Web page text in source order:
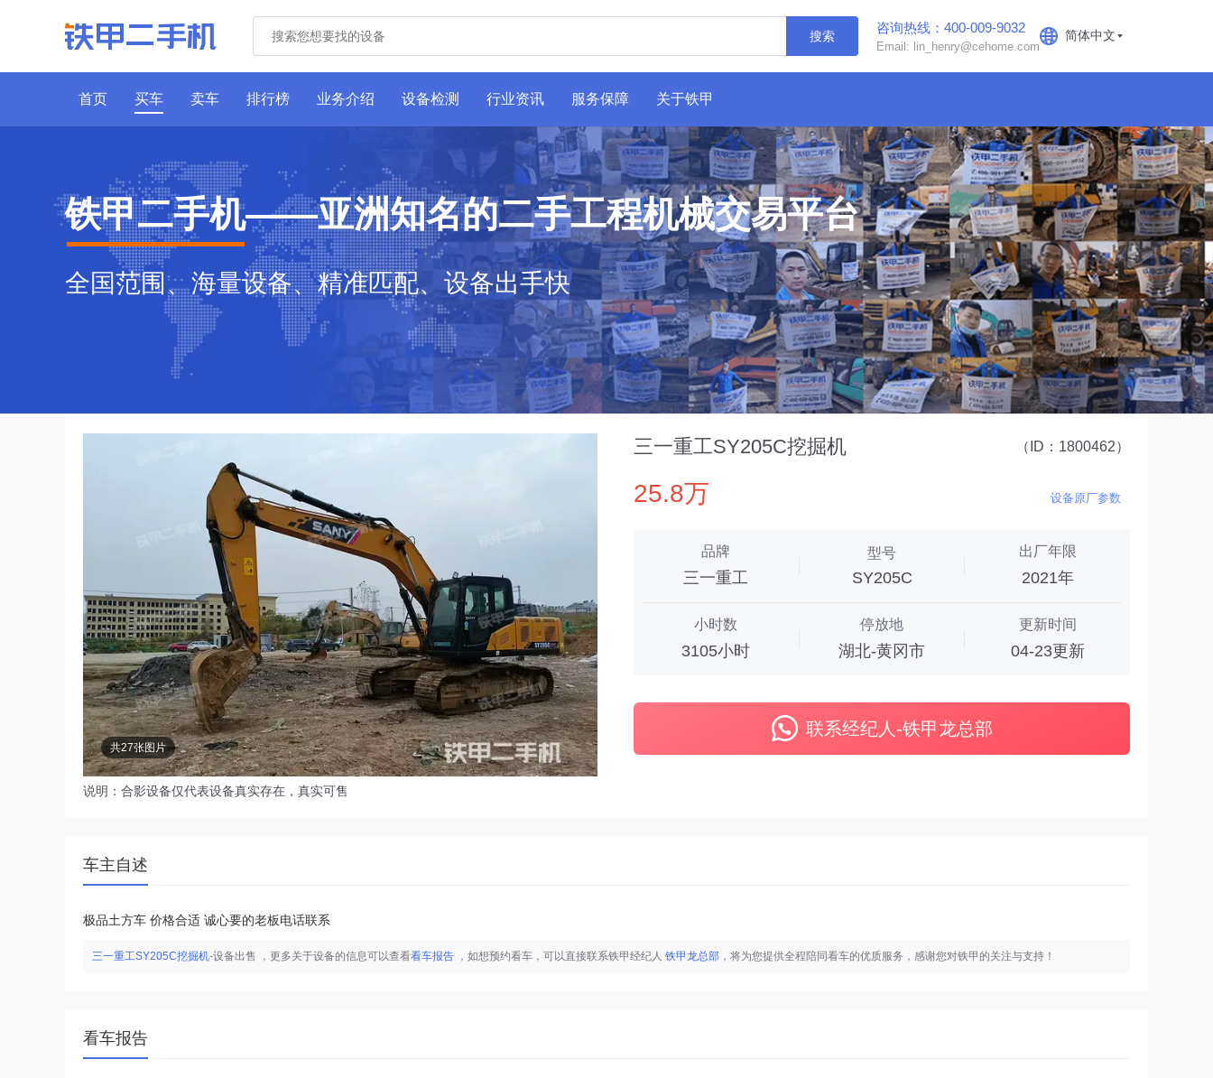
搜索
咨询热线：400-009-9032
Email: lin_henry@cehome.com
简体中文
首页 买车 卖车 排行榜 业务介绍 设备检测 行业资讯 服务保障 关于铁甲
铁甲二手机——亚洲知名的二手工程机械交易平台
全国范围、海量设备、精准匹配、设备出手快
共27张图片
说明：合影设备仅代表设备真实存在，真实可售
三一重工SY205C挖掘机 （ID：1800462）
25.8万 设备原厂参数
品牌
三一重工
型号
SY205C
出厂年限
2021年
小时数
3105小时
停放地
湖北-黄冈市
更新时间
04-23更新
联系经纪人-铁甲龙总部
车主自述
极品土方车 价格合适 诚心要的老板电话联系
三一重工SY205C挖掘机-设备出售 ，更多关于设备的信息可以查看看车报告 ，如想预约看车，可以直接联系铁甲经纪人 铁甲龙总部 ，将为您提供全程陪同看车的优质服务，感谢您对铁甲的关注与支持！
看车报告